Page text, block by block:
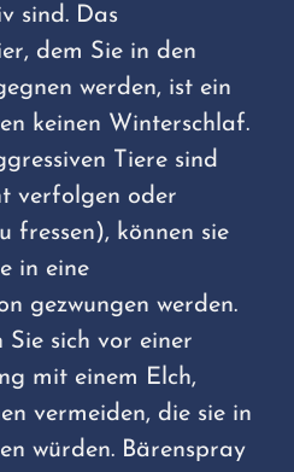
sind. Das
dem Sie in den
werden, ist ein
keinen Winterschlaf.
Tiere sind
verfolgen oder
fressen), können sie
in eine
gezwungen werden.
Sie sich vor einer
mit einem Elch,
vermeiden, die sie in
würden. Bärenspray